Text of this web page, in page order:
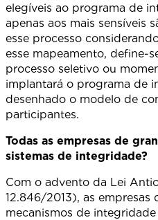
elegíveis ao programa de
apenas aos mais sensíveis
esse processo
esse mapeamento, define-
processo seletivo ou
implantará o programa de
desenhado o modelo de
participantes.
Todas as empresas de
sistemas de integridade?
Com o advento da Lei
12.846/2013), as empresas
mecanismos de